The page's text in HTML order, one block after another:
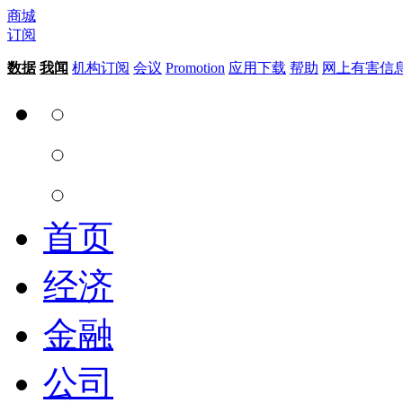
商城
订阅
数据 我闻 机构订阅 会议 Promotion 应用下载 帮助 网上有害信
首页
经济
金融
公司